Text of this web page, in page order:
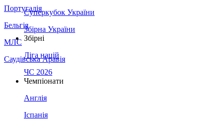
Португалія
Бельгія
МЛС
Саудівська Аравія
Суперкубок України
Збірна України
Збірні
Ліга націй
ЧС 2026
Чемпіонати
Англія
Іспанія